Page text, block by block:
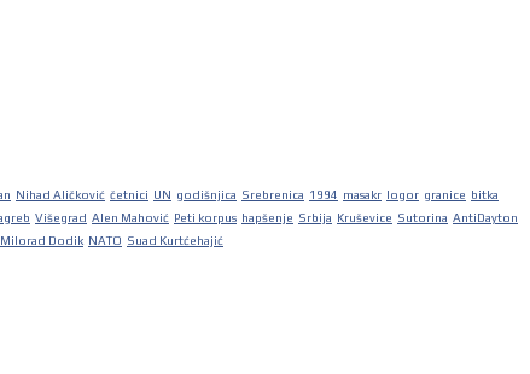
Nihad Aličković četnici UN godišnjica Srebrenica 1994 masakr logor granice bitka
Višegrad Alen Mahović Peti korpus hapšenje Srbija Kruševice Sutorina AntiDayton
Milorad Dodik NATO Suad Kurtćehajić